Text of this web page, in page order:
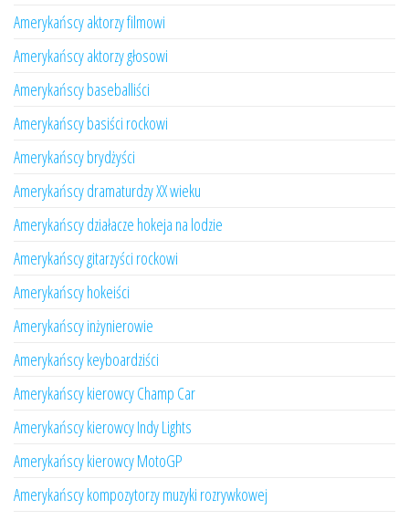
Amerykańscy aktorzy filmowi
Amerykańscy aktorzy głosowi
Amerykańscy baseballiści
Amerykańscy basiści rockowi
Amerykańscy brydżyści
Amerykańscy dramaturdzy XX wieku
Amerykańscy działacze hokeja na lodzie
Amerykańscy gitarzyści rockowi
Amerykańscy hokeiści
Amerykańscy inżynierowie
Amerykańscy keyboardziści
Amerykańscy kierowcy Champ Car
Amerykańscy kierowcy Indy Lights
Amerykańscy kierowcy MotoGP
Amerykańscy kompozytorzy muzyki rozrywkowej